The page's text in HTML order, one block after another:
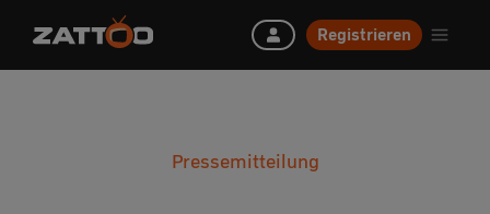
Registrieren
Pressemitteilung